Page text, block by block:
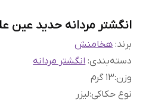
انگشتر مردانه حدید عین
برند: هخامنش
دسته‌بندی:انگشتر مردانه
وزن:1۳ گرم
نوع حکاکی:لیزر